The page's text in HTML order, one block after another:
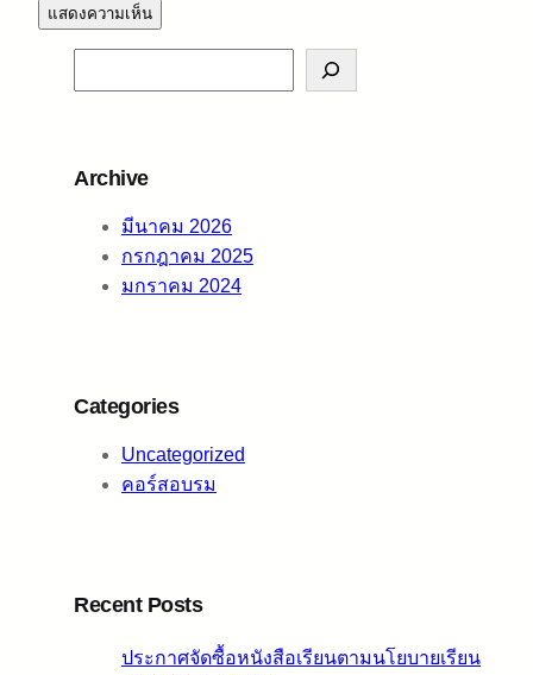
e
c
Archive
มีนาคม 2026
กรกฎาคม 2025
มกราคม 2024
Categories
Uncategorized
คอร์สอบรม
Recent Posts
ประกาศจัดซื้อหนังสือเรียนตามนโยบายเรียน